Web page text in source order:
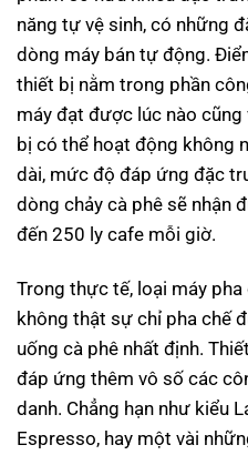
năng tự vệ sinh, có những
dòng máy bán tự động.
thiết bị nằm trong phần
máy đạt được lúc nào cũng
bị có thể hoạt động không
dài, mức độ đáp ứng đặc
dòng chảy cà phê sẽ nhận
đến 250 ly cafe mỗi giờ.
Trong thực tế, loại máy
không thật sự chỉ pha chế
uống cà phê nhất định.
đáp ứng thêm vô số các
danh. Chẳng hạn như kiểu
Espresso, hay một vài